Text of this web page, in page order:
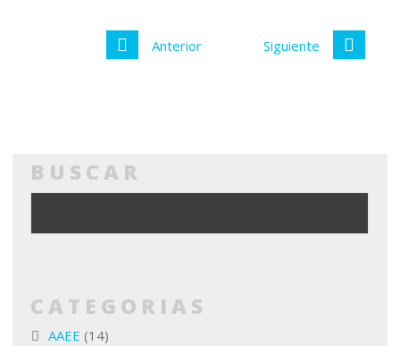
Anterior Siguiente
BUSCAR
CATEGORIAS
AAEE (14)